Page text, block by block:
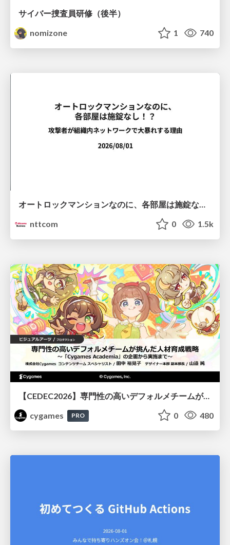
サイバー捜査員研修（後半）
nomizone
1 740
オートロックマンションなのに、各部屋は施錠なし！？ 攻撃者が組織内ネットワークで大暴れする理由 / The Front Door Is Locked, but the Rooms Are Wide Open: Why Attackers Move Freely Inside Enterprise Networks
nttcom
0 1.5k
【CEDEC2026】専門性の高いデフォルメチームが挑んだ人材育成戦略 〜Cygames Academiaの企画から実施まで〜
cygames
PRO 0 480